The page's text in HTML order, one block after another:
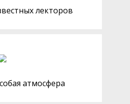
лекторов
атмосфера